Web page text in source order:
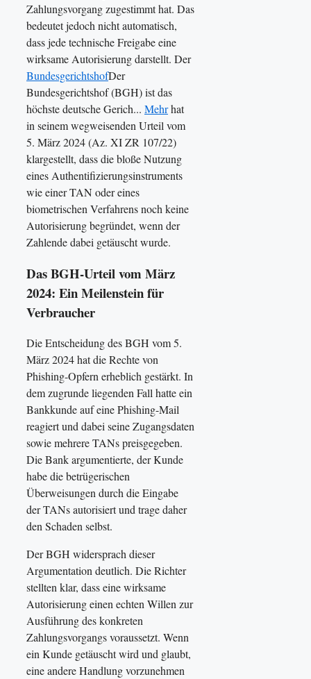
Zahlungsvorgang zugestimmt hat. Das
bedeutet jedoch nicht automatisch,
dass jede technische Freigabe eine
wirksame Autorisierung darstellt. Der
BundesgerichtshofDer
Bundesgerichtshof (BGH) ist das
höchste deutsche Gerich... Mehrhat
in seinem wegweisenden Urteil vom
5. März 2024 (Az. XI ZR 107/22)
klargestellt, dass die bloße Nutzung
eines Authentifizierungsinstruments
wie einer TAN oder eines
biometrischen Verfahrens noch keine
Autorisierung begründet, wenn der
Zahlende dabei getäuscht wurde.
Das BGH-Urteil vom März
2024: Ein Meilenstein für
Verbraucher
Die Entscheidung des BGH vom 5.
März 2024 hat die Rechte von
Phishing-Opfern erheblich gestärkt. In
dem zugrunde liegenden Fall hatte ein
Bankkunde auf eine Phishing-Mail
reagiert und dabei seine Zugangsdaten
sowie mehrere TANs preisgegeben.
Die Bank argumentierte, der Kunde
habe die betrügerischen
Überweisungen durch die Eingabe
der TANs autorisiert und trage daher
den Schaden selbst.
Der BGH widersprach dieser
Argumentation deutlich. Die Richter
stellten klar, dass eine wirksame
Autorisierung einen echten Willen zur
Ausführung des konkreten
Zahlungsvorgangs voraussetzt. Wenn
ein Kunde getäuscht wird und glaubt,
eine andere Handlung vorzunehmen